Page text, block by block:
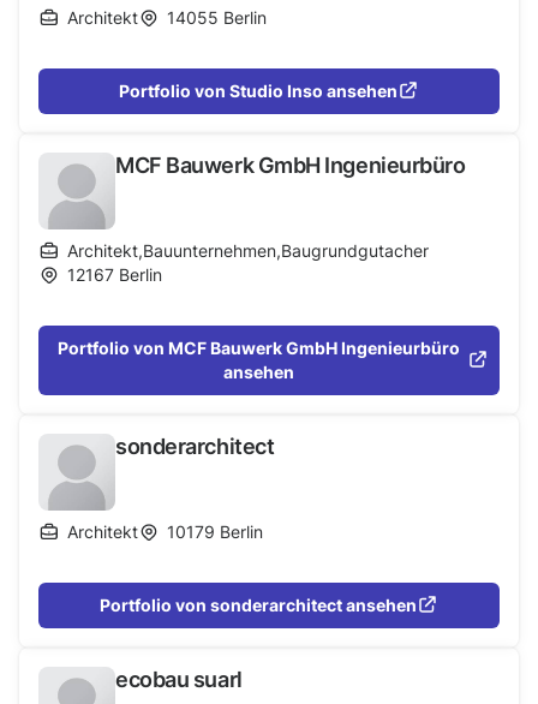
Architekt 14055 Berlin
Portfolio von Studio Inso ansehen
MCF Bauwerk GmbH Ingenieurbüro
Architekt,Bauunternehmen,Baugrundgutacher
12167 Berlin
Portfolio von MCF Bauwerk GmbH Ingenieurbüro
ansehen
sonderarchitect
Architekt 10179 Berlin
Portfolio von sonderarchitect ansehen
ecobau suarl